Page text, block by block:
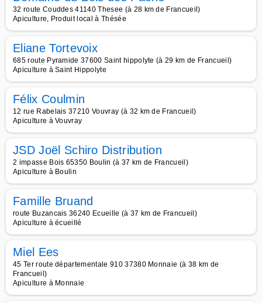
32 route Couddes 41140 Thesee (à 28 km de Francueil)
Apiculture, Produit local à Thésée
Eliane Tortevoix
685 route Pyramide 37600 Saint hippolyte (à 29 km de Francueil)
Apiculture à Saint Hippolyte
Félix Coulmin
12 rue Rabelais 37210 Vouvray (à 32 km de Francueil)
Apiculture à Vouvray
JSD Joël Schiro Distribution
2 impasse Bois 65350 Boulin (à 37 km de Francueil)
Apiculture à Boulin
Famille Bruand
route Buzancais 36240 Ecueille (à 37 km de Francueil)
Apiculture à écueillé
Miel Ees
45 Ter route départementale 910 37380 Monnaie (à 38 km de
Francueil)
Apiculture à Monnaie